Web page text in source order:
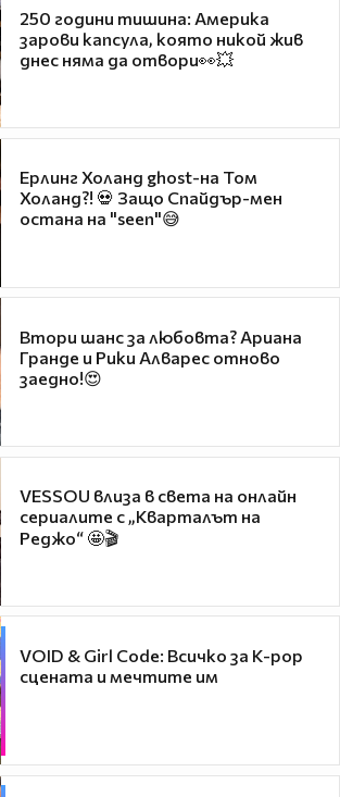
250 години тишина: Америка
зарови капсула, която никой жив
днес няма да отвори👀💥
Ерлинг Холанд ghost-на Том
Холанд?! 💀 Защо Спайдър-мен
остана на "seen"😅
Втори шанс за любовта? Ариана
Гранде и Рики Алварес отново
заедно!😍
VESSOU влиза в света на онлайн
сериалите с „Кварталът на
Реджо“ 🤩🎬
VOID & Girl Code: Всичко за K-pop
сцената и мечтите им